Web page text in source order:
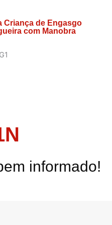
Criança de Engasgo
com Manobra
informado!